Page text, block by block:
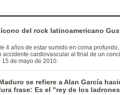
del rock latinoamericano
4 años de estar sumido en coma
accidente cardiovascular al final de un
15 de mayo de 2010.
se refiere a Alan García
frase: Es el "rey de los